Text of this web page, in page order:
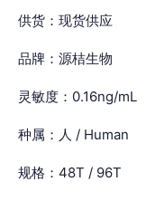
供货：现货供应
品牌：源桔生物
灵敏度：0.16ng/mL
种属：人 / Human
规格：48T / 96T